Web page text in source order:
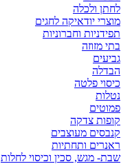
לחתן ולכלה
מוצרי יודאיקה לחגים
תפידניות וחברוניות
בתי מזוזה
גביעים
הבדלה
כיסוי פלטה
נטלות
פמוטים
קופות צדקה
קנבסים מעוצבים
ראנרים ותחתיות
שבת- מגש, סכין וכיסוי לחלות